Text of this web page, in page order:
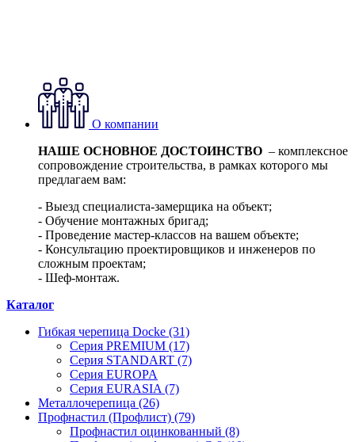
О компании
НАШЕ ОСНОВНОЕ ДОСТОИНСТВО – комплексное
сопровождение строительства, в рамках которого мы
предлагаем вам:
- Выезд специалиста-замерщика на объект;
- Обучение монтажных бригад;
- Проведение мастер-классов на вашем объекте;
- Консультацию проектировщиков и инженеров по
сложным проектам;
- Шеф-монтаж.
Каталог
Гибкая черепица Docke (31)
Серия PREMIUM (17)
Серия STANDART (7)
Серия EUROPA
Серия EURASIA (7)
Металлочерепица (26)
Профнастил (Профлист) (79)
Профнастил оцинкованный (8)